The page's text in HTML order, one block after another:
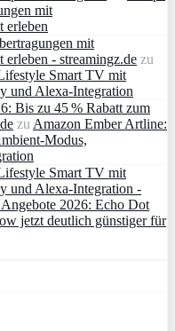
mit
erleben
mit
erleben - streamingz.de zu
Smart TV mit
und Alexa‑Integration
Bis zu 45 % Rabatt zum
zuAmazon Ember Artline:
Smart TV mit
und Alexa‑Integration -
2026: Echo Dot
jetzt deutlich günstiger für